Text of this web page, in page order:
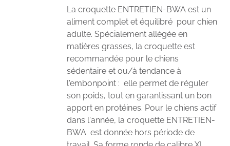
La croquette ENTRETIEN-BWA est un
aliment complet et équilibré pour chien
adulte. Spécialement allégée en
matières grasses, la croquette est
recommandée pour le chiens
sédentaire et ou/à tendance à
l'embonpoint : elle permet de réguler
son poids, tout en garantissant un bon
apport en protéines. Pour le chiens actif
dans l'année, la croquette ENTRETIEN-
BWA est donnée hors période de